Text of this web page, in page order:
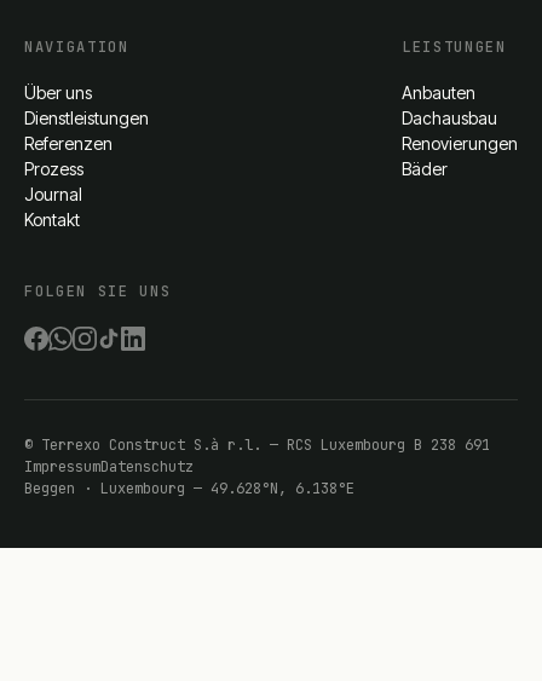
NAVIGATION
Über uns
Dienstleistungen
Referenzen
Prozess
Journal
Kontakt
LEISTUNGEN
Anbauten
Dachausbau
Renovierungen
Bäder
FOLGEN SIE UNS
© Terrexo Construct S.à r.l. — RCS Luxembourg B 238 691
ImpressumDatenschutz
Beggen · Luxembourg — 49.628°N, 6.138°E